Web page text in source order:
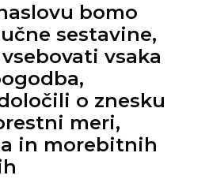
bomo
sestavine,
vsaka
o znesku
meri,
in morebitnih